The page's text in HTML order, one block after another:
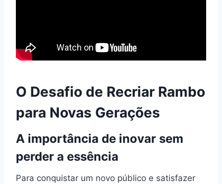
O Desafio de Recriar Rambo
para Novas Gerações
A importância de inovar sem
perder a essência
Para conquistar um novo público e satisfazer